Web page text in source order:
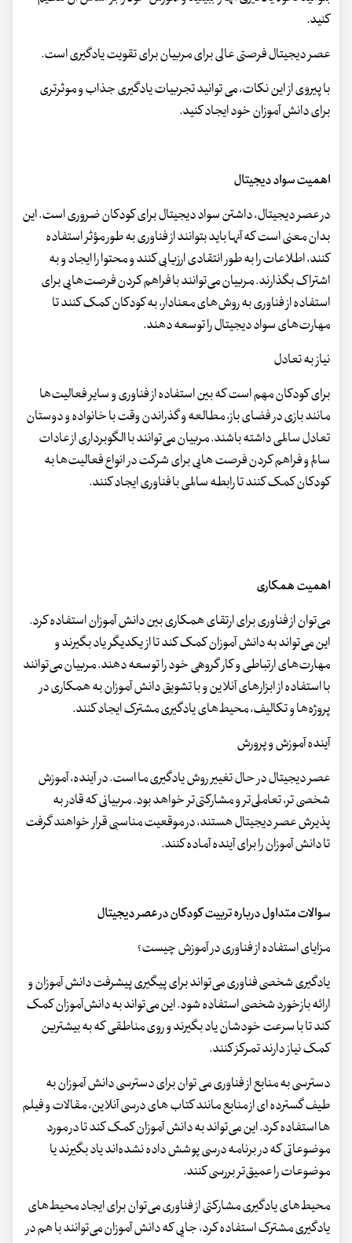
کنید.
عصر دیجیتال فرصتی عالی برای مربیان برای تقویت یادگیری است.
با پیروی از این نکات، می توانید تجربیات یادگیری جذاب و موثرتری
برای دانش آموزان خود ایجاد کنید.
اهمیت سواد دیجیتال
در عصر دیجیتال، داشتن سواد دیجیتال برای کودکان ضروری است. این
بدان معنی است که آنها باید بتوانند از فناوری به طور مؤثر استفاده
کنند، اطلاعات را به طور انتقادی ارزیابی کنند و محتوا را ایجاد و به
اشتراک بگذارند. مربیان می‌توانند با فراهم کردن فرصت‌هایی برای
استفاده از فناوری به روش‌های معنادار، به کودکان کمک کنند تا
مهارت‌های سواد دیجیتال را توسعه دهند.
نیاز به تعادل
برای کودکان مهم است که بین استفاده از فناوری و سایر فعالیت‌ها
مانند بازی در فضای باز، مطالعه و گذراندن وقت با خانواده و دوستان
تعادل سالمی داشته باشند. مربیان می‌توانند با الگوبرداری از عادات
سالم و فراهم کردن فرصت هایی برای شرکت در انواع فعالیت‌ها به
کودکان کمک کنند تا رابطه سالمی با فناوری ایجاد کنند.
اهمیت همکاری
می‌توان از فناوری برای ارتقای همکاری بین دانش آموزان استفاده کرد.
این می‌تواند به دانش آموزان کمک کند تا از یکدیگر یاد بگیرند و
مهارت‌های ارتباطی و کار گروهی خود را توسعه دهند. مربیان می‌توانند
با استفاده از ابزارهای آنلاین و با تشویق دانش آموزان به همکاری در
پروژه‌ها و تکالیف، محیط‌های یادگیری مشترک ایجاد کنند.
آینده آموزش و پرورش
عصر دیجیتال در حال تغییر روش یادگیری ما است. در آینده، آموزش
شخصی تر، تعاملی‌تر و مشارکتی‌تر خواهد بود. مربیانی که قادر به
پذیرش عصر دیجیتال هستند، در موقعیت مناسبی قرار خواهند گرفت
تا دانش آموزان را برای آینده آماده کنند.
سوالات متداول درباره تربیت کودکان در عصر دیجیتال
مزایای استفاده از فناوری در آموزش چیست؟
یادگیری شخصی فناوری می‌تواند برای پیگیری پیشرفت دانش آموزان و
ارائه بازخورد شخصی استفاده شود. این می‌تواند به دانش‌آموزان کمک
کند تا با سرعت خودشان یاد بگیرند و روی مناطقی که به بیشترین
کمک نیاز دارند تمرکز کنند.
دسترسی به منابع از فناوری می توان برای دسترسی دانش آموزان به
طیف گسترده ای از منابع مانند کتاب های درسی آنلاین، مقالات و فیلم
ها استفاده کرد. این می‌تواند به دانش آموزان کمک کند تا در مورد
موضوعاتی که در برنامه درسی پوشش داده نشده‌اند یاد بگیرند یا
موضوعات را عمیق‌تر بررسی کنند.
محیط‌های یادگیری مشارکتی از فناوری می‌توان برای ایجاد محیط‌های
یادگیری مشترک استفاده کرد، جایی که دانش آموزان می‌توانند با هم در